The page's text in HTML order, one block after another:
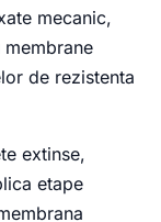
mecanic,
de rezistenta
extinse,
etape